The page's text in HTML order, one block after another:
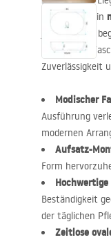
Focus Taupe
in
jeden Nutzer
betont das
Zuverlässigkeit
Modischer
Ausführung
modernen
Aufsatz-
Form
Beständigkeit
der täglichen
Zeitlose